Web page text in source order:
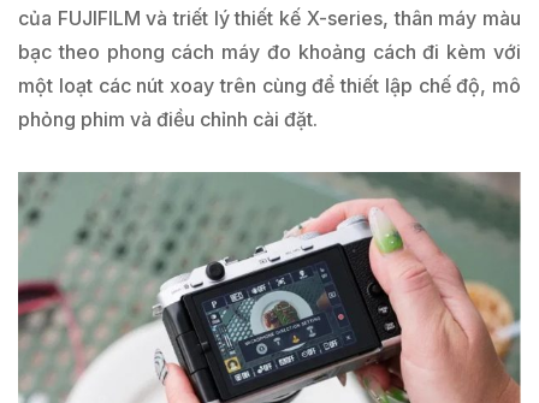
của FUJIFILM và triết lý thiết kế X-series, thân máy màu
bạc theo phong cách máy đo khoảng cách đi kèm với
một loạt các nút xoay trên cùng để thiết lập chế độ, mô
phỏng phim và điều chỉnh cài đặt.